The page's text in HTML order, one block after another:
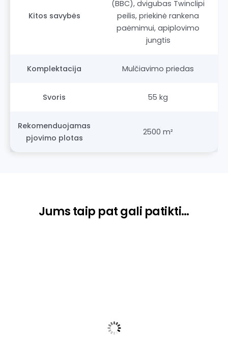
Kitos savybės
(BBC), dvigubas Twinclipi
peilis, priekinė rankena
paėmimui, apiplovimo
jungtis
Komplektacija Mulčiavimo priedas
Svoris 55 kg
Rekomenduojamas
pjovimo plotas
2500 m²
Jums taip pat gali patikti…